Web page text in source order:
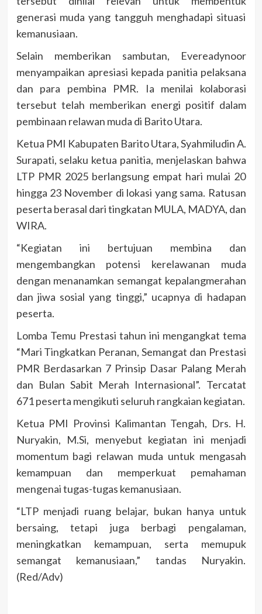
generasi muda yang tangguh menghadapi situasi
kemanusiaan.
Selain memberikan sambutan, Evereadynoor
menyampaikan apresiasi kepada panitia pelaksana
dan para pembina PMR. Ia menilai kolaborasi
tersebut telah memberikan energi positif dalam
pembinaan relawan muda di Barito Utara.
Ketua PMI Kabupaten Barito Utara, Syahmiludin A.
Surapati, selaku ketua panitia, menjelaskan bahwa
LTP PMR 2025 berlangsung empat hari mulai 20
hingga 23 November di lokasi yang sama. Ratusan
peserta berasal dari tingkatan MULA, MADYA, dan
WIRA.
“Kegiatan ini bertujuan membina dan
mengembangkan potensi kerelawanan muda
dengan menanamkan semangat kepalangmerahan
dan jiwa sosial yang tinggi,” ucapnya di hadapan
peserta.
Lomba Temu Prestasi tahun ini mengangkat tema
“Mari Tingkatkan Peranan, Semangat dan Prestasi
PMR Berdasarkan 7 Prinsip Dasar Palang Merah
dan Bulan Sabit Merah Internasional”. Tercatat
671 peserta mengikuti seluruh rangkaian kegiatan.
Ketua PMI Provinsi Kalimantan Tengah, Drs. H.
Nuryakin, M.Si, menyebut kegiatan ini menjadi
momentum bagi relawan muda untuk mengasah
kemampuan dan memperkuat pemahaman
mengenai tugas-tugas kemanusiaan.
“LTP menjadi ruang belajar, bukan hanya untuk
bersaing, tetapi juga berbagi pengalaman,
meningkatkan kemampuan, serta memupuk
semangat kemanusiaan,” tandas Nuryakin.
(Red/Adv)